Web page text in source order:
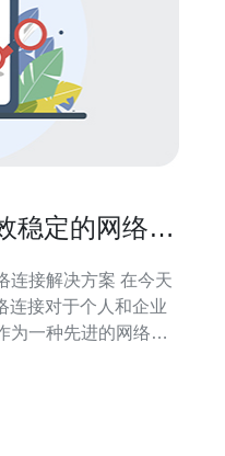
稳定的网络连
决方案 在今天
连接对于个人和企业
为一种先进的网络连